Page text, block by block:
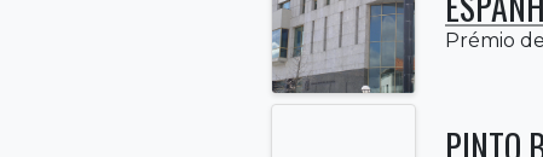
Prémio
PINTO